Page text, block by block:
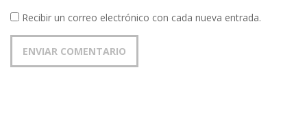
Recibir un correo electrónico con cada nueva entrada.